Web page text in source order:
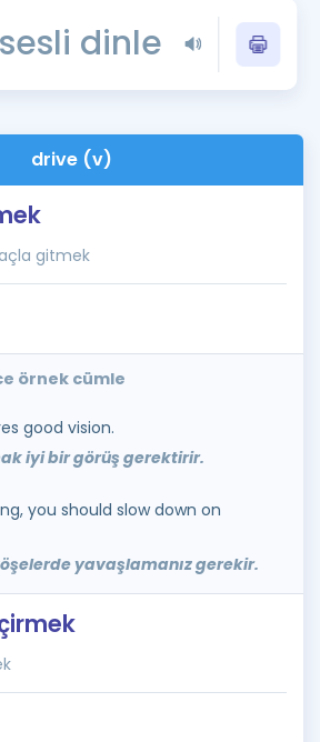
sesli dinle
drive (v)
gitmek
örnek cümle
good vision.
iyi bir görüş gerektirir.
you should slow down on
yavaşlamanız gerekir.